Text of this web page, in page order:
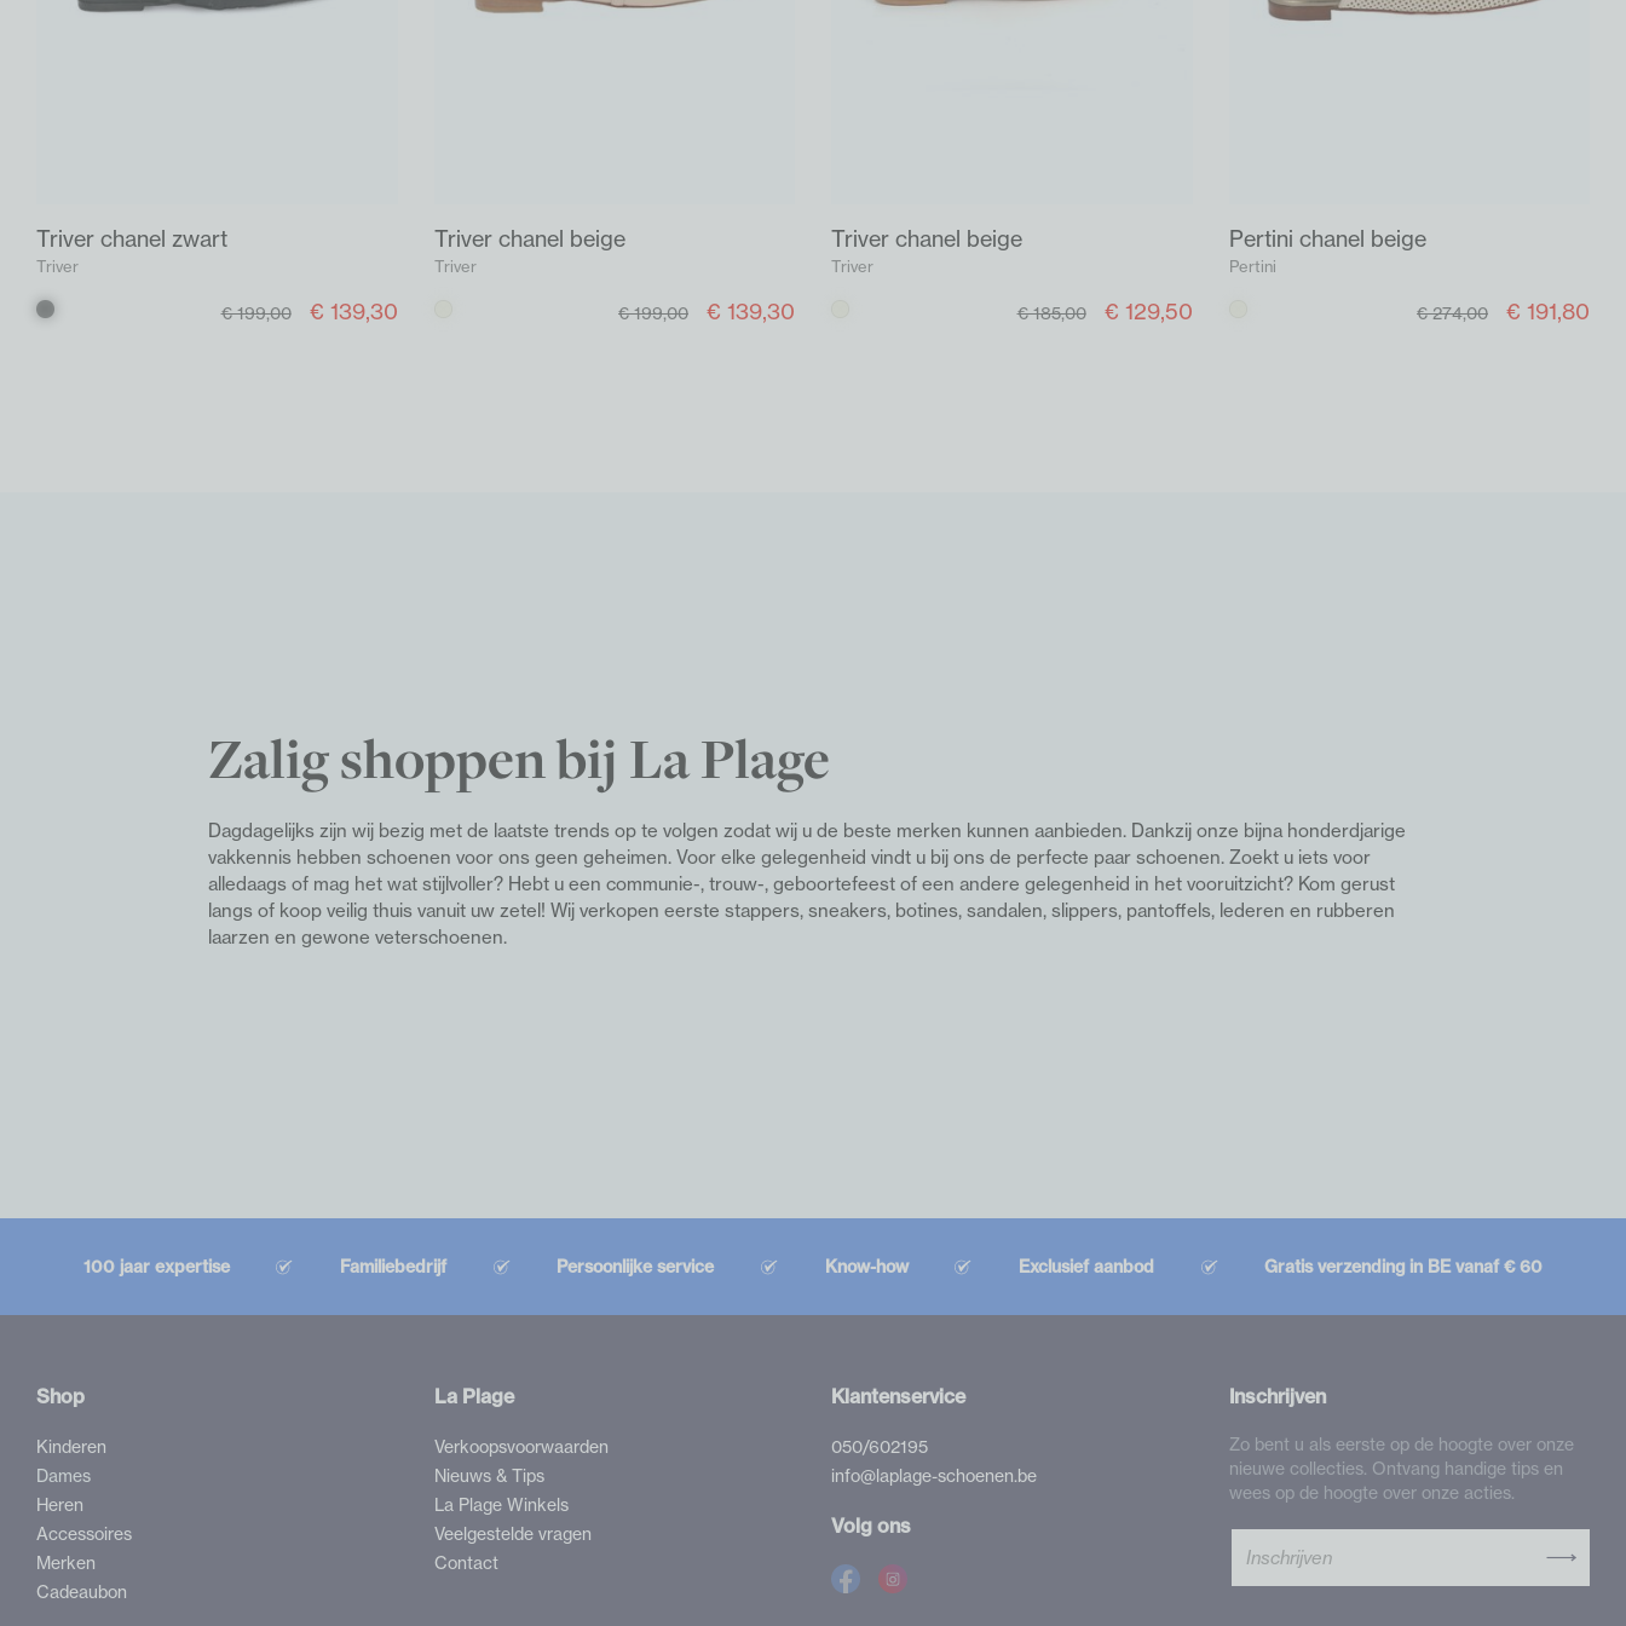
Triver chanel zwart
Triver
Zwart € 199,00 € 139,30
Triver chanel beige
Triver
€ 199,00 € 139,30
Triver chanel beige
Triver
€ 185,00 € 129,50
Pertini chanel beige
Pertini
€ 274,00 € 191,80
Zalig shoppen bij La Plage
Dagdagelijks zijn wij bezig met de laatste trends op te volgen zodat wij u de beste merken kunnen aanbieden. Dankzij onze bijna honderdjarige
vakkennis hebben schoenen voor ons geen geheimen. Voor elke gelegenheid vindt u bij ons de perfecte paar schoenen. Zoekt u iets voor
alledaags of mag het wat stijlvoller? Hebt u een communie-, trouw-, geboortefeest of een andere gelegenheid in het vooruitzicht? Kom gerust
langs of koop veilig thuis vanuit uw zetel! Wij verkopen eerste stappers, sneakers, botines, sandalen, slippers, pantoffels, lederen en rubberen
laarzen en gewone veterschoenen.
100 jaar expertise Familiebedrijf Persoonlijke service Know-how Exclusief aanbod Gratis verzending in BE vanaf € 60
Shop
Kinderen
Dames
Heren
Accessoires
Merken
Cadeaubon
La Plage
Verkoopsvoorwaarden
Nieuws & Tips
La Plage Winkels
Veelgestelde vragen
Contact
Klantenservice
050/602195
info@laplage-schoenen.be
Volg ons
Facebook
La
Instagram
La
Inschrijven
Zo bent u als eerste op de hoogte over onze
nieuwe collecties. Ontvang handige tips en
wees op de hoogte over onze acties.